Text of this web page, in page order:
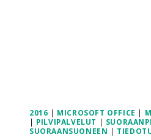
2016 | MICROSOFT OFFICE |
| PILVIPALVELUT |
SUORAANSUONEEN |